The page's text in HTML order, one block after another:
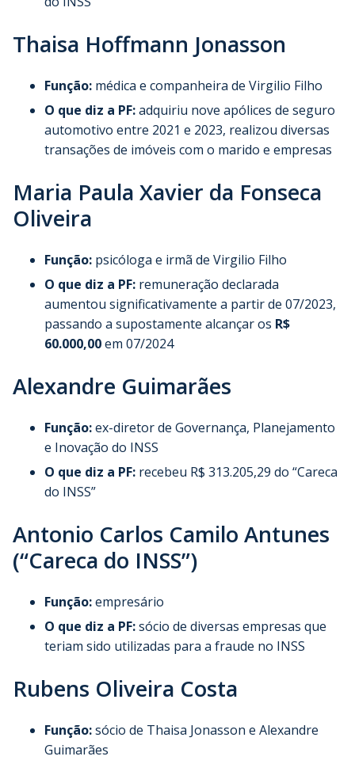
Thaisa Hoffmann Jonasson
Função: médica e companheira de Virgilio Filho
O que diz a PF:adquiriu nove apólices de seguro
automotivo entre 2021 e 2023, realizou diversas
transações de imóveis com o marido e empresas
Maria Paula Xavier da Fonseca
Oliveira
Função: psicóloga e irmã de Virgilio Filho
O que diz a PF: remuneração declarada
aumentou significativamente a partir de 07/2023,
passando a supostamente alcançar os R$
60.000,00em 07/2024
Alexandre Guimarães
Função:ex-diretor de Governança, Planejamento
e Inovação do INSS
O que diz a PF: recebeu R$ 313.205,29 do “Careca
do INSS”
Antonio Carlos Camilo Antunes
(“Careca do INSS”)
Função:empresário
O que diz a PF:sócio de diversas empresas que
teriam sido utilizadas para a fraude no INSS
Rubens Oliveira Costa
Função:sócio de Thaisa Jonasson e Alexandre
Guimarães